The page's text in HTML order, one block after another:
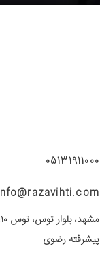
05131911000
پیشرفته رضوی